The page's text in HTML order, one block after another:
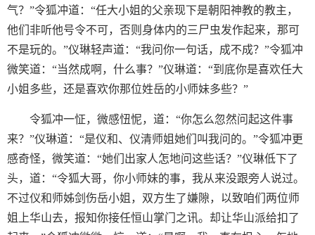
气？”令狐冲道：“任大小姐的父亲现下是朝阳神教的教主，
他们非听他号令不可，否则身体内的三尸虫发作起来，那可
不是玩的。”仪琳轻声道：“我问你一句话，成不成？”令狐冲
微笑道：“当然成啊，什么事？”仪琳道：“到底你是喜欢任大
小姐多些，还是喜欢你那位姓岳的小师妹多些？”
令狐冲一怔，微感忸怩，道：“你怎么忽然问起这件事
来？”仪琳道：“是仪和、仪清师姐她们叫我问的。”令狐冲更
感奇怪，微笑道：“她们出家人怎地问这些话？”仪琳低下了
头，道：“令狐大哥，你小师妹的事，我从来没跟旁人说过。
不过仪和师姊剑伤岳小姐，双方生了嫌隙，以致咱们两位师
姐上华山去，报知你接任恒山掌门之讯。却让华山派给扣了